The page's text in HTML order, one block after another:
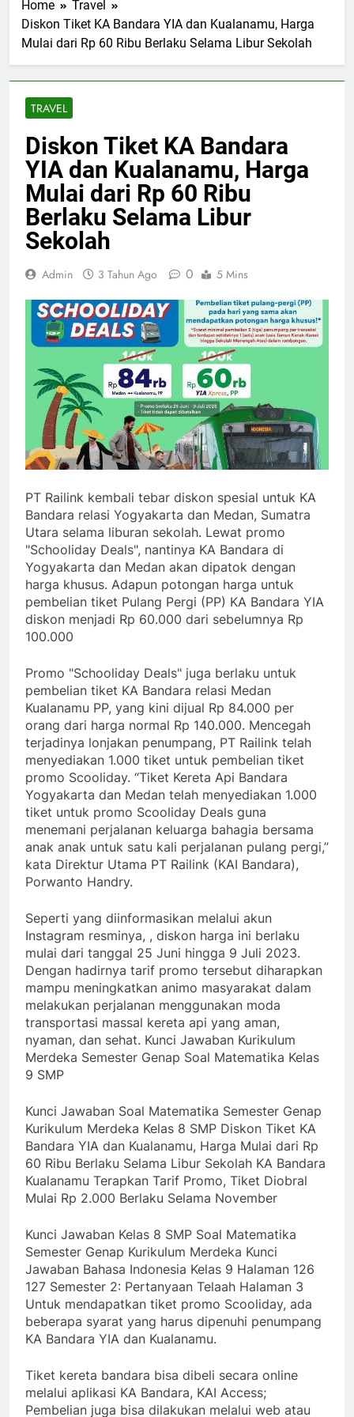
Home
Travel
Diskon Tiket KA Bandara YIA dan Kualanamu, Harga
Mulai dari Rp 60 Ribu Berlaku Selama Libur Sekolah
TRAVEL
Diskon Tiket KA Bandara
YIA dan Kualanamu, Harga
Mulai dari Rp 60 Ribu
Berlaku Selama Libur
Sekolah
Admin 3 Tahun Ago 0 5 Mins
PT Railink kembali tebar diskon spesial untuk KA
Bandara relasi Yogyakarta dan Medan, Sumatra
Utara selama liburan sekolah. Lewat promo
"Schooliday Deals", nantinya KA Bandara di
Yogyakarta dan Medan akan dipatok dengan
harga khusus. Adapun potongan harga untuk
pembelian tiket Pulang Pergi (PP) KA Bandara YIA
diskon menjadi Rp 60.000 dari sebelumnya Rp
100.000
Promo "Schooliday Deals" juga berlaku untuk
pembelian tiket KA Bandara relasi Medan
Kualanamu PP, yang kini dijual Rp 84.000 per
orang dari harga normal Rp 140.000. Mencegah
terjadinya lonjakan penumpang, PT Railink telah
menyediakan 1.000 tiket untuk pembelian tiket
promo Scooliday. “Tiket Kereta Api Bandara
Yogyakarta dan Medan telah menyediakan 1.000
tiket untuk promo Scooliday Deals guna
menemani perjalanan keluarga bahagia bersama
anak anak untuk satu kali perjalanan pulang pergi,”
kata Direktur Utama PT Railink (KAI Bandara),
Porwanto Handry.
Seperti yang diinformasikan melalui akun
Instagram resminya, , diskon harga ini berlaku
mulai dari tanggal 25 Juni hingga 9 Juli 2023.
Dengan hadirnya tarif promo tersebut diharapkan
mampu meningkatkan animo masyarakat dalam
melakukan perjalanan menggunakan moda
transportasi massal kereta api yang aman,
nyaman, dan sehat. Kunci Jawaban Kurikulum
Merdeka Semester Genap Soal Matematika Kelas
9 SMP
Kunci Jawaban Soal Matematika Semester Genap
Kurikulum Merdeka Kelas 8 SMP Diskon Tiket KA
Bandara YIA dan Kualanamu, Harga Mulai dari Rp
60 Ribu Berlaku Selama Libur Sekolah KA Bandara
Kualanamu Terapkan Tarif Promo, Tiket Diobral
Mulai Rp 2.000 Berlaku Selama November
Kunci Jawaban Kelas 8 SMP Soal Matematika
Semester Genap Kurikulum Merdeka Kunci
Jawaban Bahasa Indonesia Kelas 9 Halaman 126
127 Semester 2: Pertanyaan Telaah Halaman 3
Untuk mendapatkan tiket promo Scooliday, ada
beberapa syarat yang harus dipenuhi penumpang
KA Bandara YIA dan Kualanamu.
Tiket kereta bandara bisa dibeli secara online
melalui aplikasi KA Bandara, KAI Access;
Pembelian juga bisa dilakukan melalui web atau